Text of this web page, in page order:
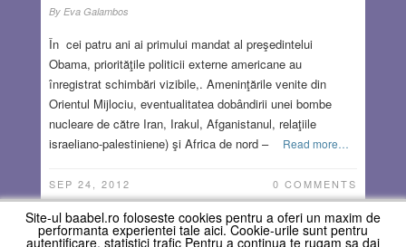
By Eva Galambos
În cei patru ani ai primului mandat al preşedintelui
Obama, priorităţile politicii externe americane au
înregistrat schimbări vizibile,. Ameninţările venite din
Orientul Mijlociu, eventualitatea dobândirii unei bombe
nucleare de către Iran, Irakul, Afganistanul, relaţiile
israeliano-palestiniene) şi Africa de nord –
Read more…
SEP 24, 2012 0 COMMENTS
Site-ul baabel.ro foloseste cookies pentru a oferi un maxim de
performanta experientei tale aici. Cookie-urile sunt pentru
autentificare, statistici trafic Pentru a continua te rugam sa dai